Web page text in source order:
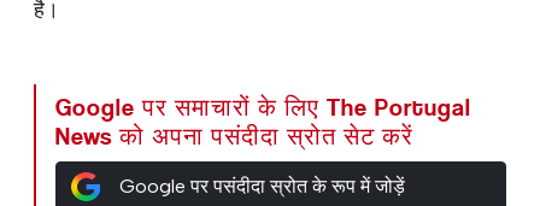
है।
Google पर समाचारों के लिए The Portugal
News को अपना पसंदीदा स्रोत सेट करें
Google पर पसंदीदा स्रोत के रूप में जोड़ें